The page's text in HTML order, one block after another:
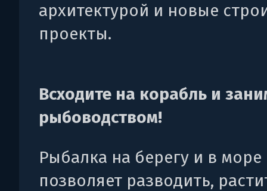
архитектурой и новые
проекты.
Всходите на корабль и
рыбоводством!
Рыбалка на берегу и в море
позволяет разводить,